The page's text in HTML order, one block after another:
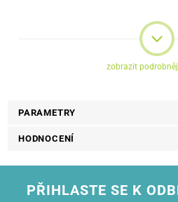
Tento alternativní toner je kompatibilní s
543 DN, 544, 546 DTN; Lexmark OPTRA
DTN; Lexmark X 543 DN, 544, 546 DTN,
zobrazit
PARAMETRY
HODNOCENÍ
PŘIHLASTE SE K